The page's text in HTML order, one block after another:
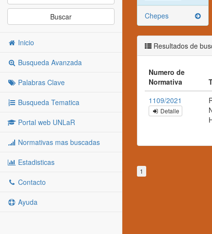
Buscar
Inicio
Busqueda Avanzada
Palabras Clave
Busqueda Tematica
Portal web UNLaR
Normativas mas buscadas
Estadisticas
Contacto
Ayuda
Chepes
Resultados de
Numero de
Normativa
1109/2021
Detalle
1